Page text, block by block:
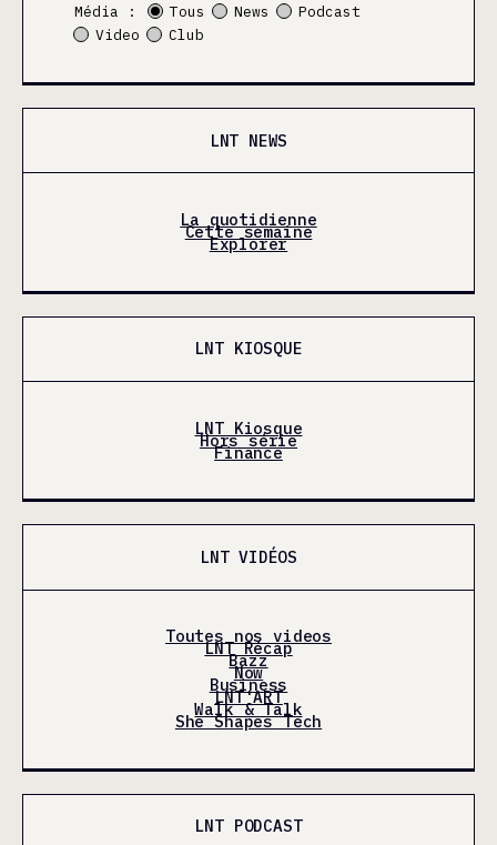
Média : Tous News
Podcast
Video
Club
LNT NEWS
La quotidienne
Cette semaine
Explorer
LNT KIOSQUE
LNT Kiosque
Hors série
Finance
LNT VIDÉOS
Toutes nos videos
LNT Récap
Bazz
Now
Business
LNT'ART
Walk & Talk
She Shapes Tech
LNT PODCAST